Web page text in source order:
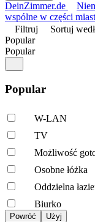
DeinZimmer.de
wspólne w części
Filtruj
Sortuj
Popular
Popular
Popular
W-LAN
TV
Możliwość
Osobne łóżka
Oddzielna
Biurko